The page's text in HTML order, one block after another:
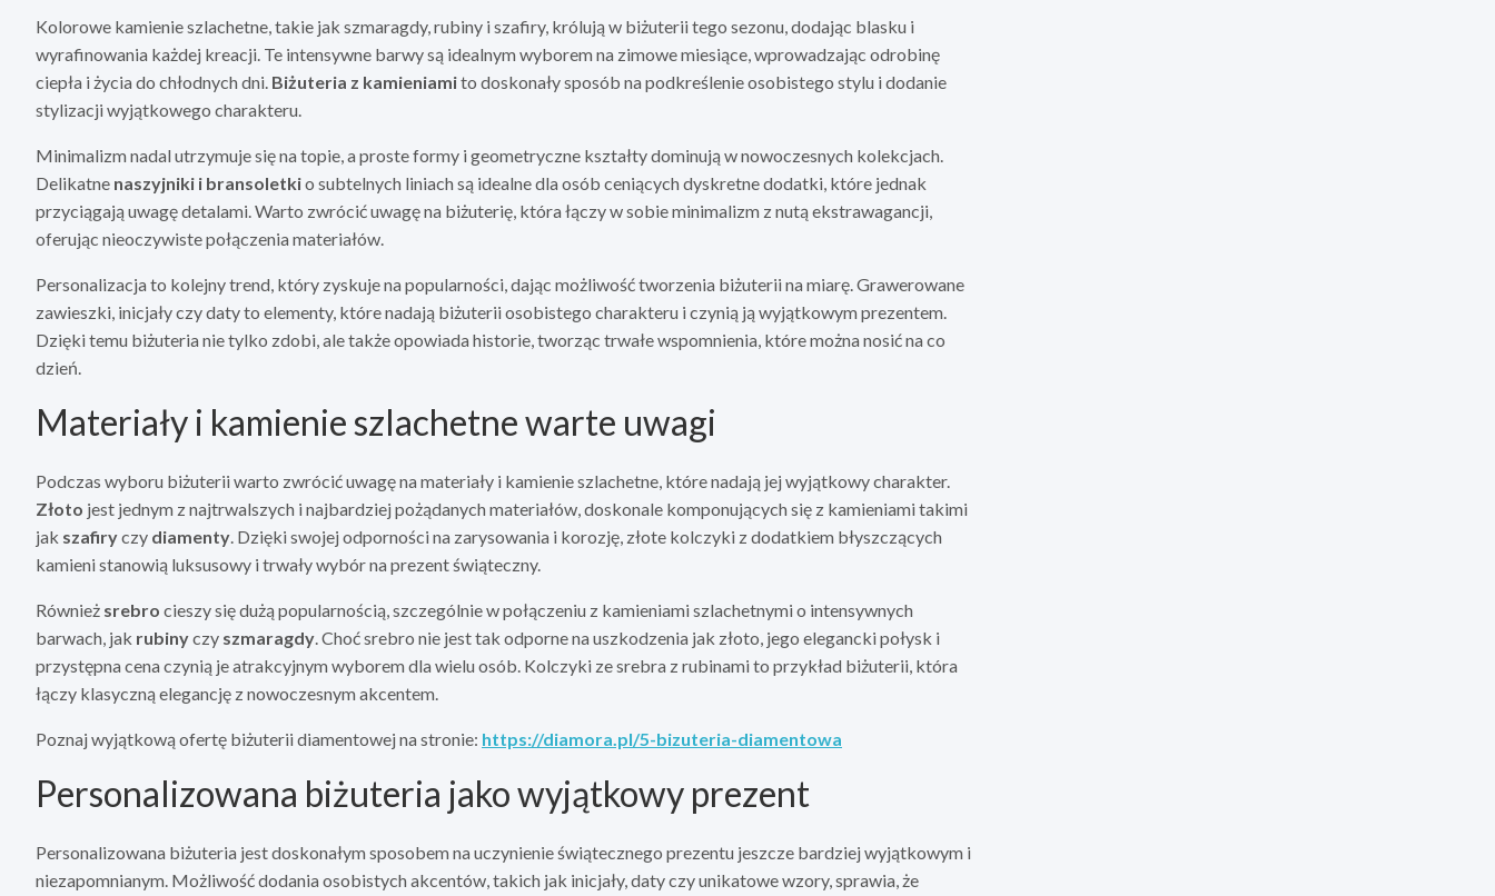
Kolorowe kamienie szlachetne, takie jak szmaragdy, rubiny i szafiry, królują w biżuterii tego sezonu, dodając blasku i
wyrafinowania każdej kreacji. Te intensywne barwy są idealnym wyborem na zimowe miesiące, wprowadzając odrobinę
ciepła i życia do chłodnych dni. Biżuteria z kamieniamito doskonały sposób na podkreślenie osobistego stylu i dodanie
stylizacji wyjątkowego charakteru.
Minimalizm nadal utrzymuje się na topie, a proste formy i geometryczne kształty dominują w nowoczesnych kolekcjach.
Delikatne naszyjniki i bransoletkio subtelnych liniach są idealne dla osób ceniących dyskretne dodatki, które jednak
przyciągają uwagę detalami. Warto zwrócić uwagę na biżuterię, która łączy w sobie minimalizm z nutą ekstrawagancji,
oferując nieoczywiste połączenia materiałów.
Personalizacja to kolejny trend, który zyskuje na popularności, dając możliwość tworzenia biżuterii na miarę. Grawerowane
zawieszki, inicjały czy daty to elementy, które nadają biżuterii osobistego charakteru i czynią ją wyjątkowym prezentem.
Dzięki temu biżuteria nie tylko zdobi, ale także opowiada historie, tworząc trwałe wspomnienia, które można nosić na co
dzień.
Materiały i kamienie szlachetne warte uwagi
Podczas wyboru biżuterii warto zwrócić uwagę na materiały i kamienie szlachetne, które nadają jej wyjątkowy charakter.
Złoto jest jednym z najtrwalszych i najbardziej pożądanych materiałów, doskonale komponujących się z kamieniami takimi
jak szafiryczy diamenty. Dzięki swojej odporności na zarysowania i korozję, złote kolczyki z dodatkiem błyszczących
kamieni stanowią luksusowy i trwały wybór na prezent świąteczny.
Również srebro cieszy się dużą popularnością, szczególnie w połączeniu z kamieniami szlachetnymi o intensywnych
barwach, jak rubinyczy szmaragdy. Choć srebro nie jest tak odporne na uszkodzenia jak złoto, jego elegancki połysk i
przystępna cena czynią je atrakcyjnym wyborem dla wielu osób. Kolczyki ze srebra z rubinami to przykład biżuterii, która
łączy klasyczną elegancję z nowoczesnym akcentem.
Poznaj wyjątkową ofertę biżuterii diamentowej na stronie: https://diamora.pl/5-bizuteria-diamentowa
Personalizowana biżuteria jako wyjątkowy prezent
Personalizowana biżuteria jest doskonałym sposobem na uczynienie świątecznego prezentu jeszcze bardziej wyjątkowym i
niezapomnianym. Możliwość dodania osobistych akcentów, takich jak inicjały, daty czy unikatowe wzory, sprawia, że